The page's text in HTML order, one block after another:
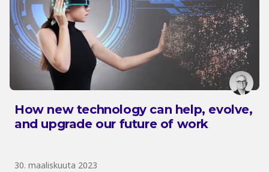
How new technology can help, evolve,
and upgrade our future of work
30. maaliskuuta 2023